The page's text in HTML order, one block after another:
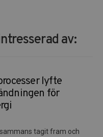
av:
lyfte
för
tagit fram och